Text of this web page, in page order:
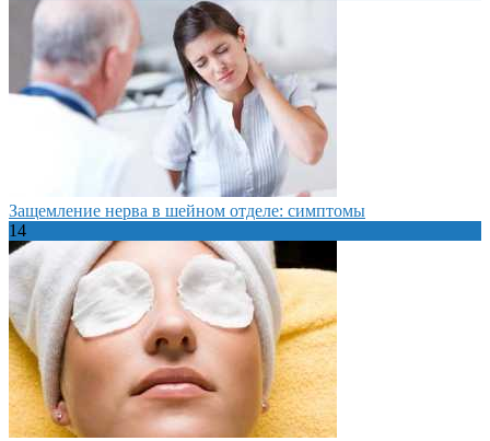
Защемление нерва в шейном отделе: симптомы
14